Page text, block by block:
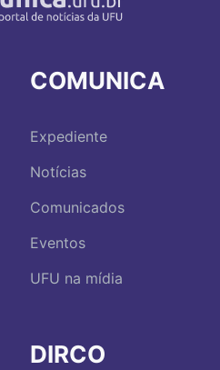
COMUNICA
Expediente
Notícias
Comunicados
Eventos
UFU na mídia
DIRCO